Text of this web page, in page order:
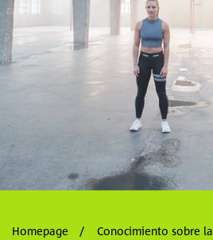
Homepage
Conocimiento sobre la